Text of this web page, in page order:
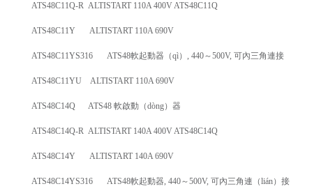
ATS48C11Q-R ALTISTART 110A 400V ATS48C11Q
ATS48C11Y ALTISTART 110A 690V
ATS48C11YS316 ATS48軟起動器（qì）, 440～500V, 可內三角連接
ATS48C11YU ALTISTART 110A 690V
ATS48C14Q ATS48 軟啟動（dòng）器
ATS48C14Q-R ALTISTART 140A 400V ATS48C14Q
ATS48C14Y ALTISTART 140A 690V
ATS48C14YS316 ATS48軟起動器, 440～500V, 可內三角連（lián）接